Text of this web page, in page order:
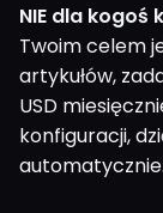
NIE dla kogoś
Twoim celem
artykułów,
USD
konfiguracji,
automatycznie.